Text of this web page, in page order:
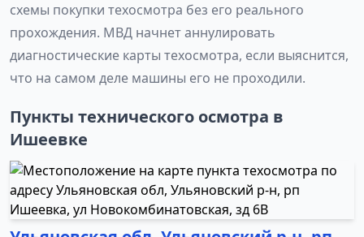
схемы покупки техосмотра без его реального
прохождения. МВД начнет аннулировать
диагностические карты техосмотра, если выяснится,
что на самом деле машины его не проходили.
Пункты технического осмотра в
Ишеевке